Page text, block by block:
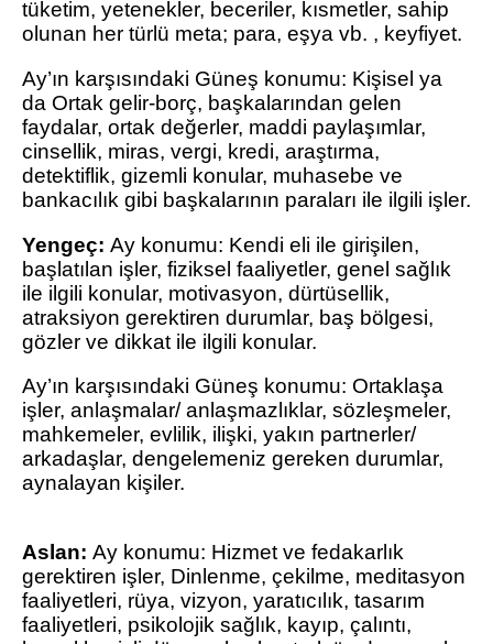
tüketim, yetenekler, beceriler, kısmetler, sahip
olunan her türlü meta; para, eşya vb. , keyfiyet.
Ay’ın karşısındaki Güneş konumu: Kişisel ya
da Ortak gelir-borç, başkalarından gelen
faydalar, ortak değerler, maddi paylaşımlar,
cinsellik, miras, vergi, kredi, araştırma,
detektiflik, gizemli konular, muhasebe ve
bankacılık gibi başkalarının paraları ile ilgili işler.
Yengeç: Ay konumu: Kendi eli ile girişilen,
başlatılan işler, fiziksel faaliyetler, genel sağlık
ile ilgili konular, motivasyon, dürtüsellik,
atraksiyon gerektiren durumlar, baş bölgesi,
gözler ve dikkat ile ilgili konular.
Ay’ın karşısındaki Güneş konumu: Ortaklaşa
işler, anlaşmalar/ anlaşmazlıklar, sözleşmeler,
mahkemeler, evlilik, ilişki, yakın partnerler/
arkadaşlar, dengelemeniz gereken durumlar,
aynalayan kişiler.
Aslan: Ay konumu: Hizmet ve fedakarlık
gerektiren işler, Dinlenme, çekilme, meditasyon
faaliyetleri, rüya, vizyon, yaratıcılık, tasarım
faaliyetleri, psikolojik sağlık, kayıp, çalıntı,